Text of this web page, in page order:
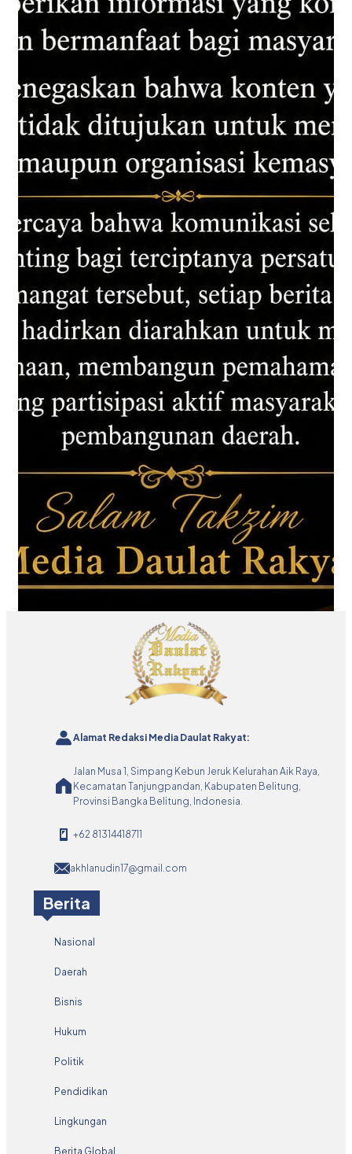
Alamat Redaksi Media Daulat Rakyat:
Jalan Musa 1, Simpang Kebun Jeruk Kelurahan Aik Raya,
Kecamatan Tanjungpandan, Kabupaten Belitung,
Provinsi Bangka Belitung, Indonesia.
+62 81314418711
akhlanudin17@gmail.com
Berita
Nasional
Daerah
Bisnis
Hukum
Politik
Pendidikan
Lingkungan
Berita Global